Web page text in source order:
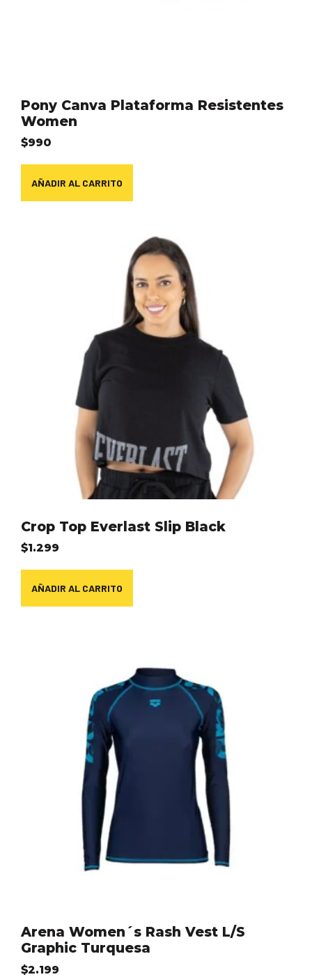
Pony Canva Plataforma Resistentes
Women
$990
AÑADIR AL CARRITO
Crop Top Everlast Slip Black
$1.299
AÑADIR AL CARRITO
Arena Women´s Rash Vest L/S
Graphic Turquesa
$2.199